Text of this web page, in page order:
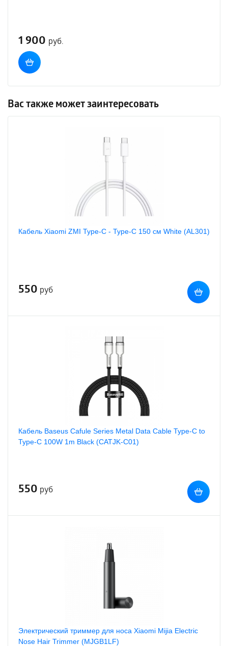
1 900 руб.
Вас также может заинтересовать
Кабель Xiaomi ZMI Type-C - Type-C 150 см White (AL301)
550 руб
Кабель Baseus Cafule Series Metal Data Cable Type-C to
Type-C 100W 1m Black (CATJK-C01)
550 руб
Электрический триммер для носа Xiaomi Mijia Electric
Nose Hair Trimmer (MJGB1LF)